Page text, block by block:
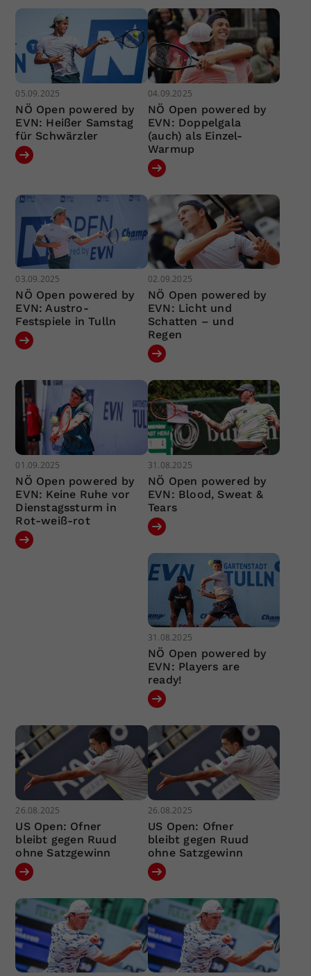
05.09.2025
NÖ Open powered by
EVN: Heißer Samstag
für Schwärzler
04.09.2025
NÖ Open powered by
EVN: Doppelgala
(auch) als Einzel-
Warmup
03.09.2025
NÖ Open powered by
EVN: Austro-
Festspiele in Tulln
02.09.2025
NÖ Open powered by
EVN: Licht und
Schatten – und
Regen
01.09.2025
NÖ Open powered by
EVN: Keine Ruhe vor
Dienstagssturm in
Rot-weiß-rot
31.08.2025
NÖ Open powered by
EVN: Blood, Sweat &
Tears
31.08.2025
NÖ Open powered by
EVN: Players are
ready!
26.08.2025
US Open: Ofner
bleibt gegen Ruud
ohne Satzgewinn
26.08.2025
US Open: Ofner
bleibt gegen Ruud
ohne Satzgewinn